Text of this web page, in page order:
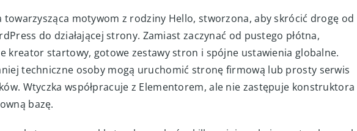
towarzysząca motywom z rodziny Hello, stworzona, aby skrócić drogę od
do działającej strony. Zamiast zaczynać od pustego płótna,
kreator startowy, gotowe zestawy stron i spójne ustawienia globalne.
techniczne osoby mogą uruchomić stronę firmową lub prosty serwis
Wtyczka współpracuje z Elementorem, ale nie zastępuje konstruktora
bazę.